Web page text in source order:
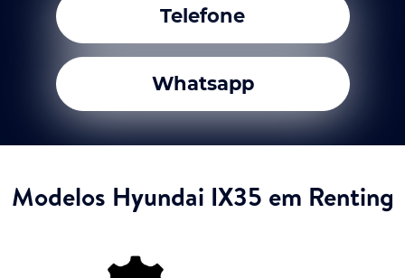
Telefone
Whatsapp
Modelos Hyundai IX35 em Renting